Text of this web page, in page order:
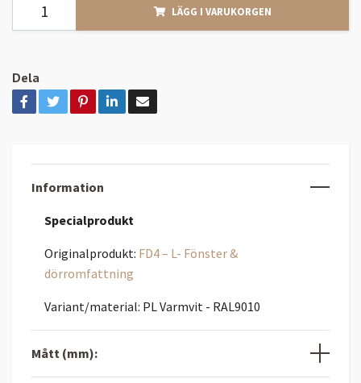
LÄGG I VARUKORGEN
Dela
Information
Specialprodukt
Originalprodukt: FD4 – L- Fönster &
dörromfattning
Variant/material: PL Varmvit - RAL9010
Mått (mm):